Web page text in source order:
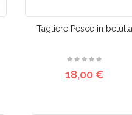
Tagliere Pesce in betulla
18,00 €